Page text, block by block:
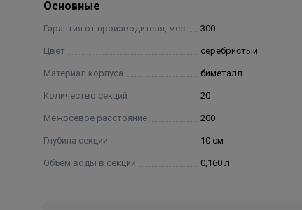
Мелодия тепла в исполнении PIANOFORTE
пространство божественными и чарующими
Особенности модели PianoForte
Запатентованный эксклюзивный дизайн
Примененный в конструкции эффект
индивидуальность владельца и за счет
Основные
Гарантия от производителя, мес. 300
Цвет серебристый
Материал корпуса биметалл
Количество секций 20
Межосевое расстояние 200
Глубина секции 10 см
Объем воды в секции 0,160 л